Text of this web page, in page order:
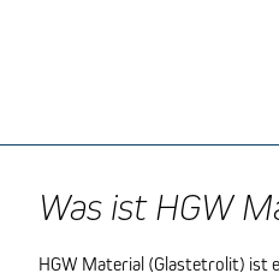
Was ist HGW
HGW Material (Glastetrolit) ist